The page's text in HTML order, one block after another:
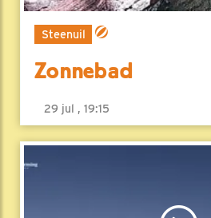
Steenuil
Zonnebad
29 jul , 19:15